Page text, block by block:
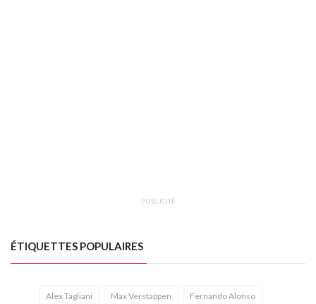
PUBLICITÉ
ÉTIQUETTES POPULAIRES
Alex Tagliani Max Verstappen Fernando Alonso